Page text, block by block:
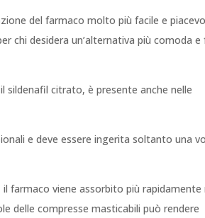
del farmaco molto più facile e
chi desidera un’alternativa più comoda e
sildenafil citrato, è presente anche nelle
e deve essere ingerita soltanto una
farmaco viene assorbito più rapidamente
delle compresse masticabili può rendere